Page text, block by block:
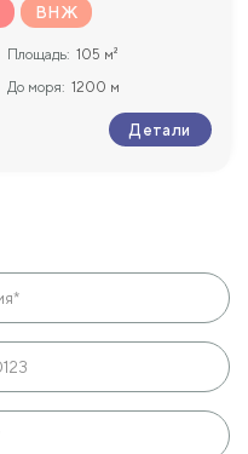
ВНЖ
Площадь: 105 м²
До моря: 1200 м
Детали